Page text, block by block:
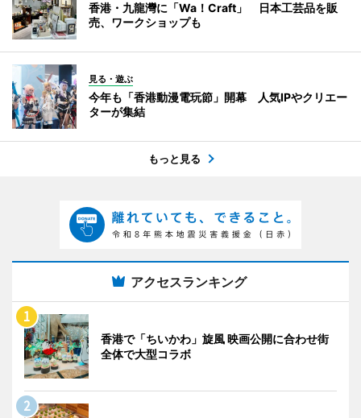
香港・九龍灣に「Wa！Craft」 日本工芸品を販
売、ワークショップも
見る・遊ぶ
今年も「香港動漫電玩節」開幕 人気IPやクリエー
ターが集結
もっと見る
アクセスランキング
香港で「ちいかわ」旋風 映画公開に合わせ街
全体で大型コラボ